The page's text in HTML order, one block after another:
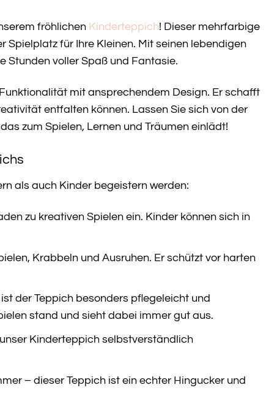
fröhlichen Kinderteppich! Dieser mehrfarbige
für Ihre Kleinen. Mit seinen lebendigen
Stunden voller Spaß und Fantasie.
mit ansprechendem Design. Er schafft
entfalten können. Lassen Sie sich von der
zum Spielen, Lernen und Träumen einlädt!
als auch Kinder begeistern werden:
zu kreativen Spielen ein. Kinder können sich in
Krabbeln und Ausruhen. Er schützt vor harten
der Teppich besonders pflegeleicht und
stand und sieht dabei immer gut aus.
Kinderteppich selbstverständlich
– dieser Teppich ist ein echter Hingucker und